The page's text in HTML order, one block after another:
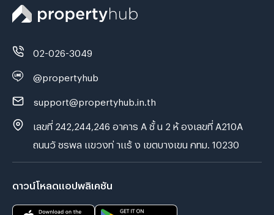
02-026-3049
@propertyhub
support@propertyhub.in.th
เลขที่ 242,244,246 อาคาร A ชั้ น 2 ห้ องเลขที่ A210A
ถนนวั ชรพล แขวงท่ าแร้ ง เขตบางเขน กทม. 10230
ดาวน์โหลดแอปพลิเคชัน